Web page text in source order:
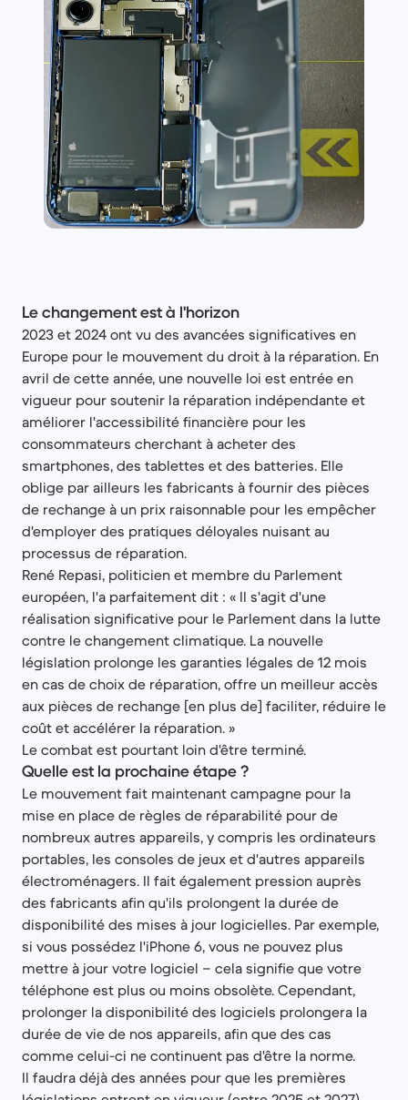
Le changement est à l'horizon
2023 et 2024 ont vu des avancées significatives en
Europe pour le mouvement du droit à la réparation. En
avril de cette année, une nouvelle loi est entrée en
vigueur pour soutenir la réparation indépendante et
améliorer l'accessibilité financière pour les
consommateurs cherchant à acheter des
smartphones, des tablettes et des batteries. Elle
oblige par ailleurs les fabricants à fournir des pièces
de rechange à un prix raisonnable pour les empêcher
d'employer des pratiques déloyales nuisant au
processus de réparation.
René Repasi, politicien et membre du Parlement
européen, l'a parfaitement dit : « Il s'agit d'une
réalisation significative pour le Parlement dans la lutte
contre le changement climatique. La nouvelle
législation prolonge les garanties légales de 12 mois
en cas de choix de réparation, offre un meilleur accès
aux pièces de rechange [en plus de] faciliter, réduire le
coût et accélérer la réparation. »
Le combat est pourtant loin d'être terminé.
Quelle est la prochaine étape ?
Le mouvement fait maintenant campagne pour la
mise en place de règles de réparabilité pour de
nombreux autres appareils, y compris les ordinateurs
portables, les consoles de jeux et d'autres appareils
électroménagers. Il fait également pression auprès
des fabricants afin qu'ils prolongent la durée de
disponibilité des mises à jour logicielles. Par exemple,
si vous possédez l'iPhone 6, vous ne pouvez plus
mettre à jour votre logiciel – cela signifie que votre
téléphone est plus ou moins obsolète. Cependant,
prolonger la disponibilité des logiciels prolongera la
durée de vie de nos appareils, afin que des cas
comme celui-ci ne continuent pas d'être la norme.
Il faudra déjà des années pour que les premières